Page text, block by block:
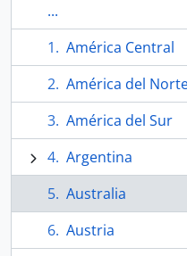
...
América Central
América del
América del Sur
Argentina
Australia
Austria